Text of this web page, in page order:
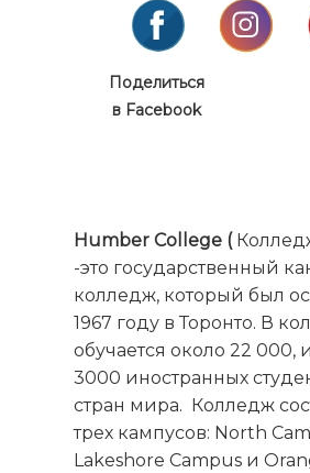
Поделиться
в Facebook
Humber College (
-это государственный
колледж, который был
1967 году в Торонто. В
обучается около 22 000,
3000 иностранных
стран мира. Колледж
трех кампусов: North
Lakeshore Campus и